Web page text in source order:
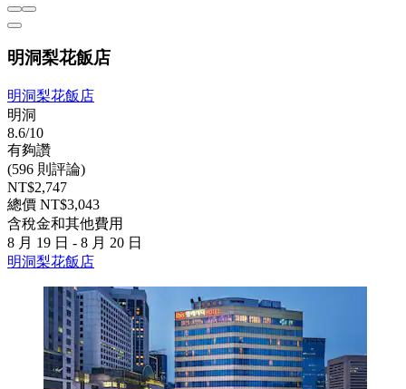
明洞梨花飯店
明洞梨花飯店
明洞
8.6/10
有夠讚
(596 則評論)
NT$2,747
總價 NT$3,043
含稅金和其他費用
8 月 19 日 - 8 月 20 日
明洞梨花飯店